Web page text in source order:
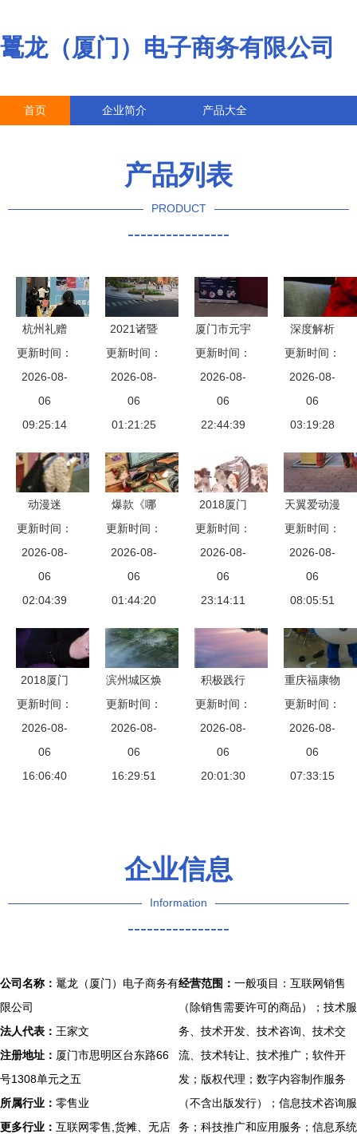
鼍龙（厦门）电子商务有限公司
首页 企业简介 产品大全
产品列表
PRODUCT
----------------
杭州礼赠
品、文创产
品及数字化
展览会盛大
开幕 礼品
新与变革新
风向
更新时间：
2026-08-
06
09:25:14
2021诸暨
宝龙商业广
场 户型
图、开发商
与区位价值
更新时间：
2026-08-
06
01:21:25
厦门市元宇
宙产业联盟
成立 开启
动漫开发崭
新篇章
更新时间：
2026-08-
06
22:44:39
深度解析
凤凰互娱重
磅参展厦门
动漫游戏产
业发展峰
绎“翻阅·漫
画”跨界新
趋势
更新时间：
2026-08-
06
03:19:28
动漫迷
的“幻想世
界” 第六届
厦门子鱼动
漫展盛大开
更新时间：
2026-08-
06
02:04:39
爆款《哪
吒》票房破
10亿！全片
最燃场面出
自厦门这家
更新时间：
2026-08-
06
01:44:20
2018厦门
国际动漫节
衍生品大赛
十大知名IP
助力厦门动
越
更新时间：
2026-08-
06
23:14:11
天翼爱动漫
携5G新产
品亮相第十
二届厦门国
际动漫节
更新时间：
2026-08-
06
08:05:51
2018厦门
国际动漫节
游戏开发大
赛报名启动
助力厦门动
更新时间：
2026-08-
06
16:06:40
滨州城区焕
新颜 控规
图勾勒重庆
焕发展轴，
厦门动漫照
更新时间：
2026-08-
06
16:29:51
积极践行
ESG理念
以绿色引擎
驱动可持续
发展
更新时间：
2026-08-
06
20:01:30
重庆福康物
业管理与厦
门动漫开发
跨界合作的
新篇章
更新时间：
2026-08-
06
07:33:15
企业信息
Information
----------------
公司名称： 鼍龙（厦门）电子商务有
限公司
法人代表： 王家文
注册地址： 厦门市思明区台东路66
号1308单元之五
所属行业： 零售业
更多行业： 互联网零售,货摊、无店
经营范围： 一般项目：互联网销售
（除销售需要许可的商品）；技术服
务、技术开发、技术咨询、技术交
流、技术转让、技术推广；软件开
发；版权代理；数字内容制作服务
（不含出版发行）；信息技术咨询服
务；科技推广和应用服务；信息系统